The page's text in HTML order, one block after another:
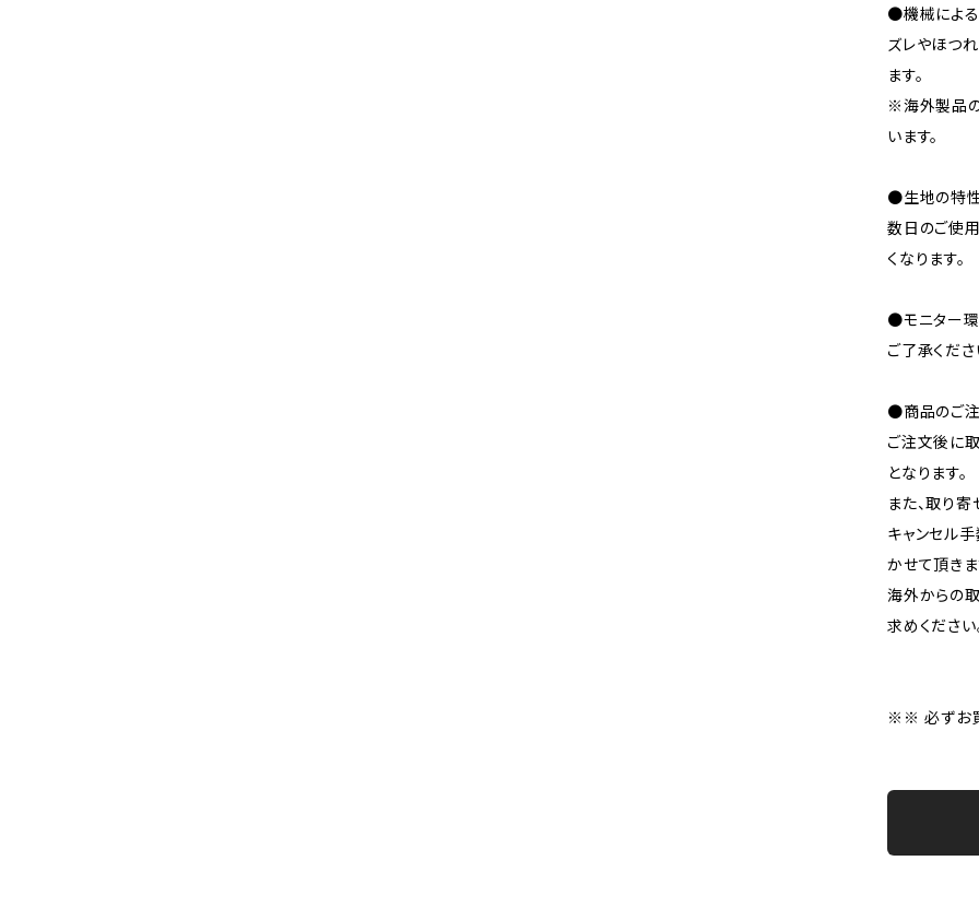
●機械による
ズレやほつ
ます。
※海外製品
います。
●生地の特性
数日のご使
くなります。
●モニター環
ご了承くださ
●商品のご注
ご注文後に
となります。
また、取り
キャンセル
かせて頂きま
海外からの
求めください
※※ 必ずお